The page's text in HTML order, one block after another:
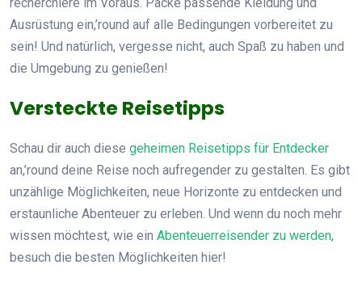
Ausrüstung ein,’round auf alle Bedingungen vorbereitet zu
sein! Und natürlich, vergesse nicht, auch Spaß zu haben und
die Umgebung zu genießen!
Versteckte Reisetipps
Schau dir auch diese geheimen Reisetipps für Entdecker
an,’round deine Reise noch aufregender zu gestalten. Es gibt
unzählige Möglichkeiten, neue Horizonte zu entdecken und
erstaunliche Abenteuer zu erleben. Und wenn du noch mehr
wissen möchtest, wie ein Abenteuerreisender zu werden,
besuch die besten Möglichkeiten hier!